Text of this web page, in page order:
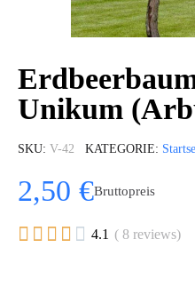
Unikum
SKU V-42 KATEGORIE
2,50 €Bruttopreis
     4.1 ( 8 reviews)